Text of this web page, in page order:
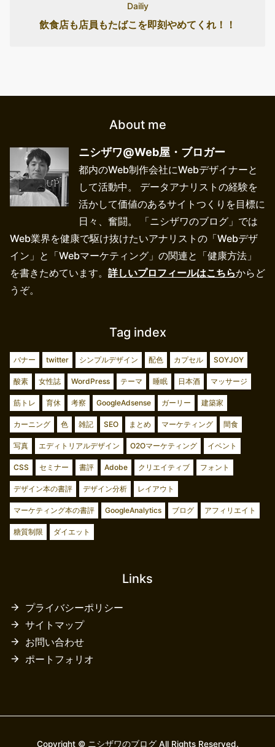
Dailiy
飲食店も店員もたばこを即刻やめてくれ！！
About me
ニシザワ@Web屋・ブロガー
都内のWeb制作会社にWebデザイナーと
して活動中。 データアナリストの経験を
活かして価値のあるサイトつくりを目標に
日々、奮闘。 「ニシザワのブログ」では
Web業界を健康で駆け抜けたいアナリストの「Webデザ
イン」と「Webマーケティング」の関連と「健康方法」
を書きためています。 詳しいプロフィールはこちらからど
うぞ。
Tag index
バナー twitter シンプルデザイン 配色 カプセル SOYJOY
酸素 女性誌 WordPress テーマ 睡眠 日本酒 マッサージ
筋トレ 育休 考察 GoogleAdsense ガーリー 建築家
カーニング 色 雑記 SEO まとめ マーケティング 間食
写真 エディトリアルデザイン O2Oマーケティング イベント
CSS セミナー 書評 Adobe クリエイティブ フォント
デザイン本の書評 デザイン分析 レイアウト
マーケティング本の書評 GoogleAnalytics ブログ アフィリエイト
糖質制限 ダイエット
Links
プライバシーポリシー
サイトマップ
お問い合わせ
ポートフォリオ
Copyright © ニシザワのブログ All Rights Reserved.